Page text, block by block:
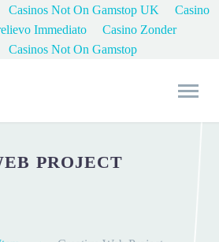
Casinos Not On Gamstop UK
Casino
Immediato
Casino Zonder
Casinos Not On Gamstop
PROJECT